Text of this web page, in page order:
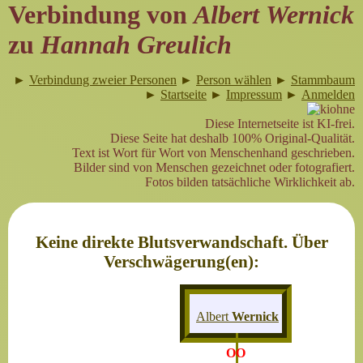
Verbindung vonAlbert Wernick
zu Hannah Greulich
► Verbindung zweier Personen ► Person wählen ► Stammbaum
► Startseite ► Impressum ► Anmelden
Diese Internetseite ist KI-frei.
Diese Seite hat deshalb 100% Original-Qualität.
Text ist Wort für Wort von Menschenhand geschrieben.
Bilder sind von Menschen gezeichnet oder fotografiert.
Fotos bilden tatsächliche Wirklichkeit ab.
Keine direkte Blutsverwandschaft. Über
Verschwägerung(en):
Albert Wernick
OO